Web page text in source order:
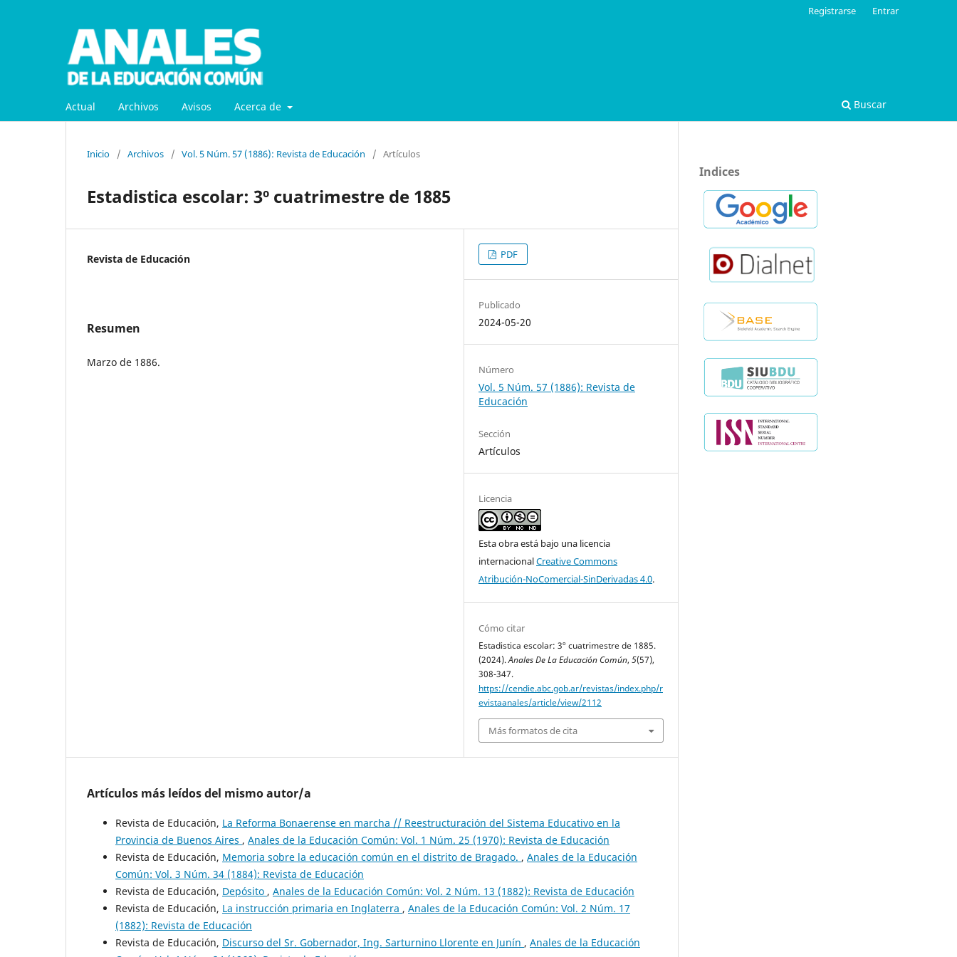
Actual Archivos Avisos Acerca de Buscar
Registrarse Entrar
Inicio / Archivos / Vol. 5 Núm. 57 (1886): Revista de Educación / Artículos
Estadistica escolar: 3º cuatrimestre de 1885
Revista de Educación
Resumen
Marzo de 1886.
PDF
Publicado
2024-05-20
Número
Vol. 5 Núm. 57 (1886): Revista de
Educación
Sección
Artículos
Licencia
Esta obra está bajo una licencia
internacionalCreative Commons
Atribución-NoComercial-SinDerivadas 4.0.
Cómo citar
Estadistica escolar: 3º cuatrimestre de 1885.
(2024).Anales De La Educación Común, 5(57),
308-347.
https://cendie.abc.gob.ar/revistas/index.php/r
evistaanales/article/view/2112
Más formatos de cita
Artículos más leídos del mismo autor/a
Revista de Educación, La Reforma Bonaerense en marcha // Reestructuración del Sistema Educativo en la
Provincia de Buenos Aires , Anales de la Educación Común: Vol. 1 Núm. 25 (1970): Revista de Educación
Revista de Educación, Memoria sobre la educación común en el distrito de Bragado. , Anales de la Educación
Común: Vol. 3 Núm. 34 (1884): Revista de Educación
Revista de Educación, Depósito , Anales de la Educación Común: Vol. 2 Núm. 13 (1882): Revista de Educación
Revista de Educación, La instrucción primaria en Inglaterra , Anales de la Educación Común: Vol. 2 Núm. 17
(1882): Revista de Educación
Revista de Educación, Discurso del Sr. Gobernador, Ing. Sarturnino Llorente en Junín , Anales de la Educación
Indices